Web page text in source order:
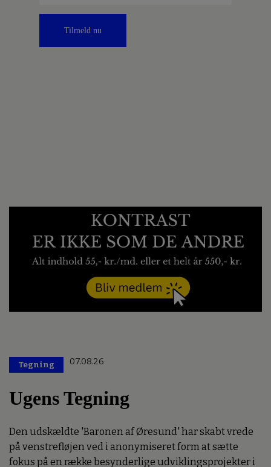
Tilmeld nu
Tegning 07.08.26
Ugens Tegning
Den udskældte 'Baronen af Øresund' har skabt vrede
på venstrefløjen ved i anonymiseret form at sætte
fokus på en række besynderlige udviklingsprojekter i